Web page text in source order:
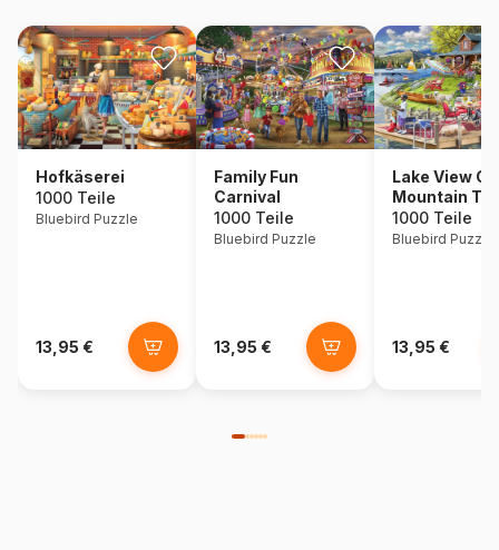
Hofkäserei
1000 Teile
Bluebird Puzzle
13,95 €
Family Fun
Carnival
1000 Teile
Bluebird Puzzle
13,95 €
Lake View
Mountain
1000 Teile
Bluebird Puzzle
13,95 €